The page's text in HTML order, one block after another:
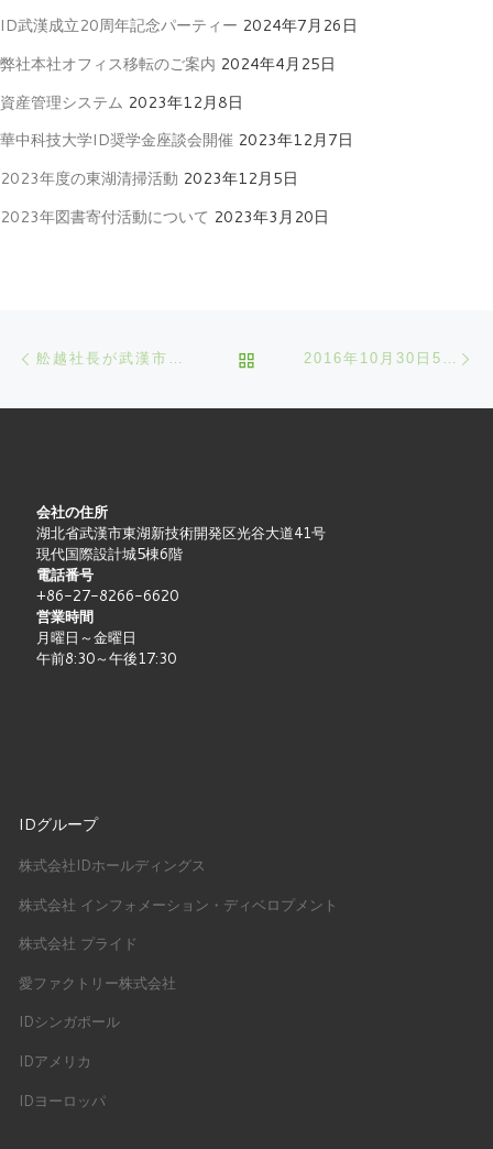
ID武漢成立20周年記念パーティー 2024年7月26日
弊社本社オフィス移転のご案内 2024年4月25日
資産管理システム 2023年12月8日
華中科技大学ID奨学金座談会開催 2023年12月7日
2023年度の東湖清掃活動 2023年12月5日
2023年図書寄付活動について 2023年3月20日
舩越社長が武漢市人民政府より黄鶴友誼賞を受賞 BACK TO POST LIST 2016年10月30日5.5KMのマラソン大会に参加
会社の住所
湖北省武漢市東湖新技術開発区光谷大道41号
現代国際設計城5棟6階
電話番号
+86-27-8266-6620
営業時間
月曜日～金曜日
午前8:30～午後17:30
IDグループ
株式会社IDホールディングス
株式会社 インフォメーション・ディベロプメント
株式会社 プライド
愛ファクトリー株式会社
IDシンガポール
IDアメリカ
IDヨーロッパ